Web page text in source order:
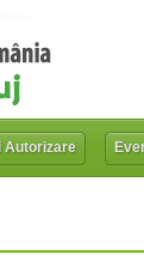
Autorizare